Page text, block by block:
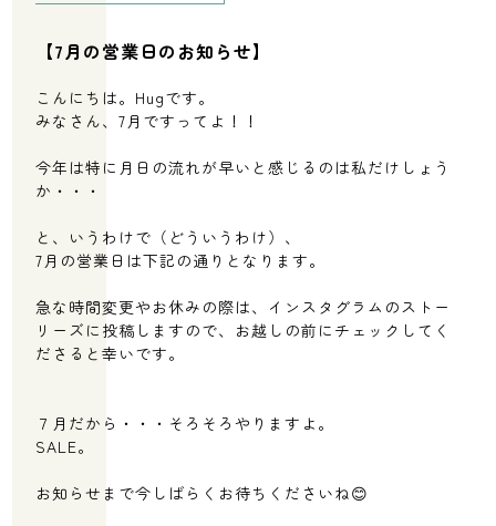
【7月の営業日のお知らせ】
こんにちは。Hugです。
みなさん、7月ですってよ！！
今年は特に月日の流れが早いと感じるのは私だけしょう
か・・・
と、いうわけで（どういうわけ）、
7月の営業日は下記の通りとなります。
急な時間変更やお休みの際は、インスタグラムのストー
リーズに投稿しますので、お越しの前にチェックしてく
ださると幸いです。
７月だから・・・そろそろやりますよ。
SALE。
お知らせまで今しばらくお待ちくださいね😊